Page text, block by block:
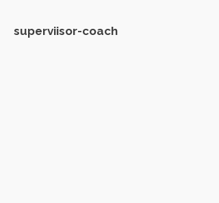
superviisor-coach